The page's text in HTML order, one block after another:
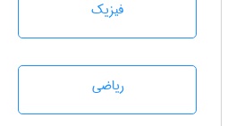
فیزیک
رياضی